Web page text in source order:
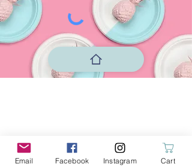
{Einstein}
Email Facebook Instagram Cart